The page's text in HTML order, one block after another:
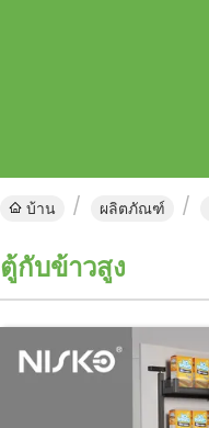
บ้าน ผลิตภัณฑ์
ตู้กับข้าวสูง